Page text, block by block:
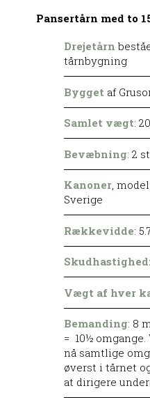
Pansertårn med to
Drejetårn
tårnbygning
Bygget af
Samlet vægt:
Bevæbning: 2
Kanoner,
Sverige
Rækkevidde:
Skudhastighed:
Vægt af hver
Bemanding: 8
= 10½
nå samtlige
øverst i tårnet
at dirigere